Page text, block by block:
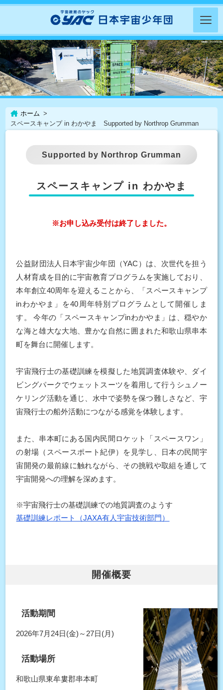
ホーム
スペースキャンプ in わかやま Supported by Northrop Grumman
Supported by Northrop Grumman
スペースキャンプ in わかやま
※お申し込み受付は終了しました。
公益財団法人日本宇宙少年団（YAC）は、次世代を担う
人材育成を目的に宇宙教育プログラムを実施しており、
本年創立40周年を迎えることから、「スペースキャンプ
inわかやま」を40周年特別プログラムとして開催しま
す。 今年の「スペースキャンプinわかやま」は、穏やか
な海と雄大な大地、豊かな自然に囲まれた和歌山県串本
町を舞台に開催します。
宇宙飛行士の基礎訓練を模擬した地質調査体験や、ダイ
ビングパークでウェットスーツを着用して行うシュノー
ケリング活動を通じ、水中で姿勢を保つ難しさなど、宇
宙飛行士の船外活動につながる感覚を体験します。
また、串本町にある国内民間ロケット「スペースワン」
の射場（スペースポート紀伊）を見学し、日本の民間宇
宙開発の最前線に触れながら、その挑戦や取組を通して
宇宙開発への理解を深めます。
※宇宙飛行士の基礎訓練での地質調査のようす
基礎訓練レポート（JAXA有人宇宙技術部門）
開催概要
活動期間
2026年7月24日(金)～27日(月)
活動場所
和歌山県東牟婁郡串本町